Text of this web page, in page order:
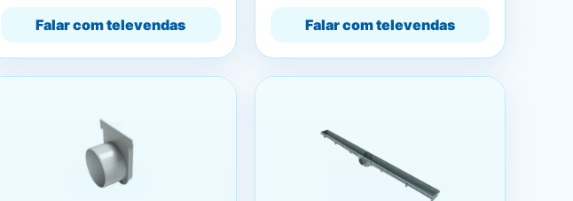
Falar com televendas Falar com televendas